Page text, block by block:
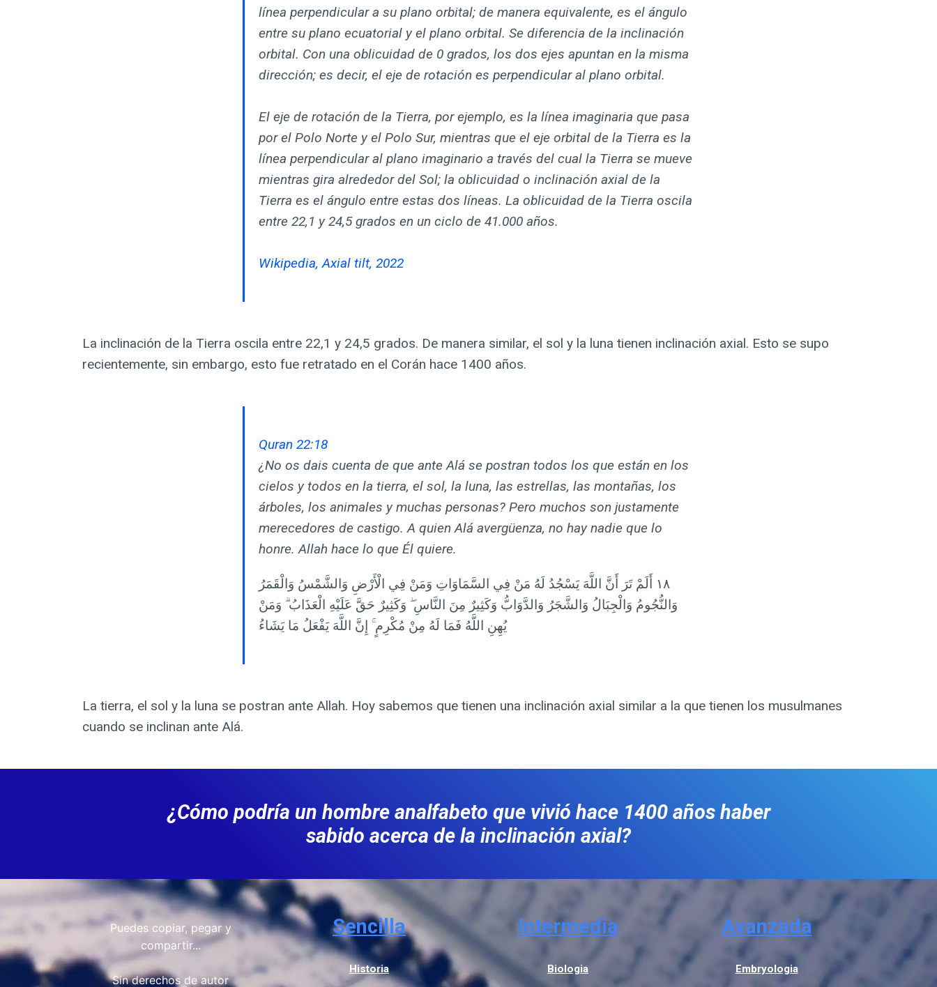
línea perpendicular a su plano orbital; de manera equivalente, es el ángulo
entre su plano ecuatorial y el plano orbital. Se diferencia de la inclinación
orbital. Con una oblicuidad de 0 grados, los dos ejes apuntan en la misma
dirección; es decir, el eje de rotación es perpendicular al plano orbital.
El eje de rotación de la Tierra, por ejemplo, es la línea imaginaria que pasa
por el Polo Norte y el Polo Sur, mientras que el eje orbital de la Tierra es la
línea perpendicular al plano imaginario a través del cual la Tierra se mueve
mientras gira alrededor del Sol; la oblicuidad o inclinación axial de la
Tierra es el ángulo entre estas dos líneas. La oblicuidad de la Tierra oscila
entre 22,1 y 24,5 grados en un ciclo de 41.000 años.
Wikipedia, Axial tilt, 2022
La inclinación de la Tierra oscila entre 22,1 y 24,5 grados. De manera similar, el sol y la luna tienen inclinación axial. Esto se supo
recientemente, sin embargo, esto fue retratado en el Corán hace 1400 años.
Quran 22:18
¿No os dais cuenta de que ante Alá se postran todos los que están en los
cielos y todos en la tierra, el sol, la luna, las estrellas, las montañas, los
árboles, los animales y muchas personas? Pero muchos son justamente
merecedores de castigo. A quien Alá avergüenza, no hay nadie que lo
honre. Allah hace lo que Él quiere.
١٨ أَلَمْ تَرَ أَنَّ اللَّهَ يَسْجُدُ لَهُ مَنْ فِي السَّمَاوَاتِ وَمَنْ فِي الْأَرْضِ وَالشَّمْسُ وَالْقَمَرُ
وَالنُّجُومُ وَالْجِبَالُ وَالشَّجَرُ وَالدَّوَابُّ وَكَثِيرٌ مِنَ النَّاسِ ۖ وَكَثِيرٌ حَقَّ عَلَيْهِ الْعَذَابُ ۗ وَمَنْ
يُهِنِ اللَّهُ فَمَا لَهُ مِنْ مُكْرِمٍ ۚ إِنَّ اللَّهَ يَفْعَلُ مَا يَشَاءُ
La tierra, el sol y la luna se postran ante Allah. Hoy sabemos que tienen una inclinación axial similar a la que tienen los musulmanes
cuando se inclinan ante Alá.
¿Cómo podría un hombre analfabeto que vivió hace 1400 años haber
sabido acerca de la inclinación axial?
Puedes copiar, pegar y
compartir...
Sin derechos de autor
Sencilla
Historia
Intermedia
Biologia
Avanzada
Embryologia